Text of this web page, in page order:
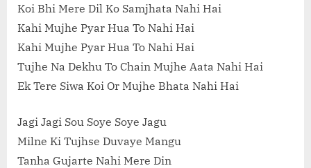
Koi Bhi Mere Dil Ko Samjhata Nahi Hai
Kahi Mujhe Pyar Hua To Nahi Hai
Kahi Mujhe Pyar Hua To Nahi Hai
Tujhe Na Dekhu To Chain Mujhe Aata Nahi Hai
Ek Tere Siwa Koi Or Mujhe Bhata Nahi Hai
Jagi Jagi Sou Soye Soye Jagu
Milne Ki Tujhse Duvaye Mangu
Tanha Gujarte Nahi Mere Din